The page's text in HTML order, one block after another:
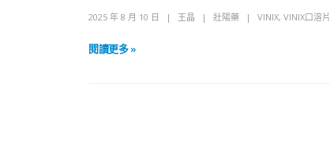
2025 年 8 月 10 日 王晶 壯陽藥 VINIX, VINIX口溶片
閱讀更多 »